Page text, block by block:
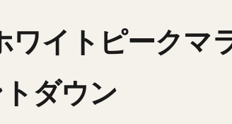
ワイトピークマ
ダウン